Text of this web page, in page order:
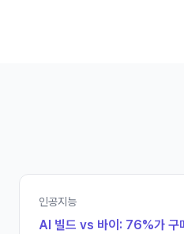
인공지능
AI 빌드 vs 바이: 76%가 구